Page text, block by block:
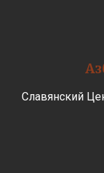
Славянский